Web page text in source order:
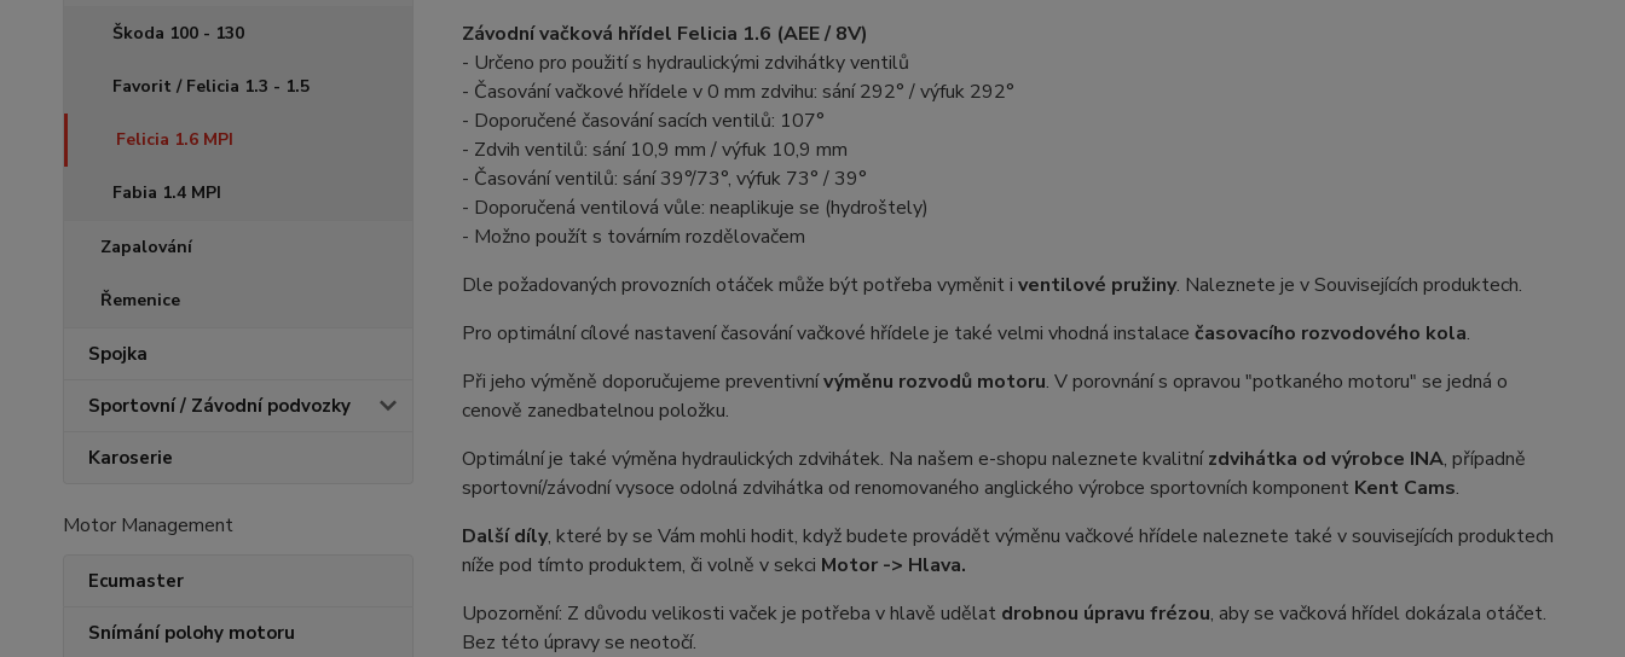
Škoda 100 - 130
Favorit / Felicia 1.3 - 1.5
Felicia 1.6 MPI
Fabia 1.4 MPI
Zapalování
Řemenice
Spojka
Sportovní / Závodní podvozky
Karoserie
Motor Management
Ecumaster
Snímání polohy motoru
Závodní vačková hřídel Felicia 1.6 (AEE / 8V)
- Určeno pro použití s hydraulickými zdvihátky ventilů
- Časování vačkové hřídele v 0 mm zdvihu: sání 292° / výfuk 292°
- Doporučené časování sacích ventilů: 107°
- Zdvih ventilů: sání 10,9 mm / výfuk 10,9 mm
- Časování ventilů: sání 39°/73°, výfuk 73° / 39°
- Doporučená ventilová vůle: neaplikuje se (hydroštely)
- Možno použít s továrním rozdělovačem
Dle požadovaných provozních otáček může být potřeba vyměnit i ventilové pružiny. Naleznete je v Souvisejících produktech.
Pro optimální cílové nastavení časování vačkové hřídele je také velmi vhodná instalace časovacího rozvodového kola.
Při jeho výměně doporučujeme preventivnívýměnu rozvodů motoru. V porovnání s opravou "potkaného motoru" se jedná o
cenově zanedbatelnou položku.
Optimální je také výměna hydraulických zdvihátek. Na našem e-shopu naleznete kvalitnízdvihátka od výrobce INA, případně
sportovní/závodní vysoce odolná zdvihátka od renomovaného anglického výrobce sportovních komponent Kent Cams.
Další díly, které by se Vám mohli hodit, když budete provádět výměnu vačkové hřídele naleznete také v souvisejících produktech
níže pod tímto produktem, či volně v sekci Motor -> Hlava.
Upozornění: Z důvodu velikosti vaček je potřeba v hlavě udělat drobnou úpravu frézou, aby se vačková hřídel dokázala otáčet.
Bez této úpravy se neotočí.